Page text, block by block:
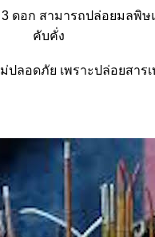
อก สามารถปล่อยมลพิษ
คับคั่ง
ลอดภัย เพราะปล่อยสาร